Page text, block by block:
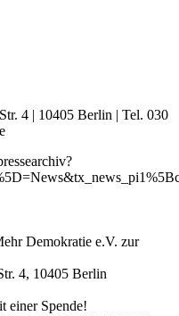
4 | 10405 Berlin | Tel. 030
Demokratie e.V. zur
4, 10405 Berlin
einer Spende!